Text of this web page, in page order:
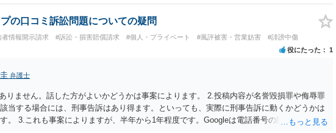
自体が、秘密情報に当たるとは思えませんし、名誉棄損として、個人や会社に対する誹謗
数への公開に当たるとも思われません。 もちろん、誰がその内容をｃｈａｔｇｐｔに入力
だとしても）、相談者さんが刑事民事の責任に問われることはないでしょう。 私見ながらご
の口コミ訴訟問題についての疑問
者情報開示請求 #訴訟・損害賠償請求 #個人・プライベート #風評被害・営業妨害 #誹謗中傷
役にたった 1
弁護士
りません。話した方がよいかどうかは事案によります。 2.投稿内容が名誉毀損罪や侮辱罪
当する場合には、刑事告訴はあり得ます。といっても、実際に刑事告訴に動くかどうかは
。 3.これも事案によりますが、半年から1年程度です。Googleは電話番号の開示請求もで